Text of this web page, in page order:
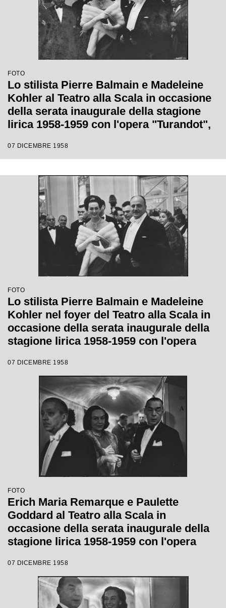
FOTO
Lo stilista Pierre Balmain e Madeleine
Kohler al Teatro alla Scala in occasione
della serata inaugurale della stagione
lirica 1958-1959 con l'opera "Turandot",
Votto con la regia di Margherita
07 DICEMBRE 1958
FOTO
Lo stilista Pierre Balmain e Madeleine
Kohler nel foyer del Teatro alla Scala in
occasione della serata inaugurale della
stagione lirica 1958-1959 con l'opera
da Antonino Votto, con la regia di
Margherita Wallmann
07 DICEMBRE 1958
FOTO
Erich Maria Remarque e Paulette
Goddard al Teatro alla Scala in
occasione della serata inaugurale della
stagione lirica 1958-1959 con l'opera
da Antonino Votto con la regia di
Margherita Wallmann
07 DICEMBRE 1958